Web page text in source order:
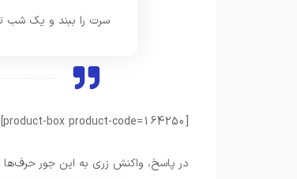
سرت را ببند و یک شب
[product-box product-code=164250]
در پاسخ، واکنش زری به این جور حرف‌ها